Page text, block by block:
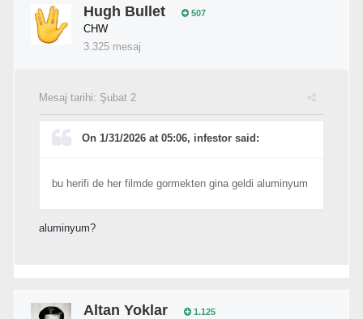
Hugh Bullet 507
CHW
3.325 mesaj
Mesaj tarihi: Şubat 2
On 1/31/2026 at 05:06, infestor said:
bu herifi de her filmde gormekten gina geldi aluminyum
aluminyum?
Altan Yoklar 1.125